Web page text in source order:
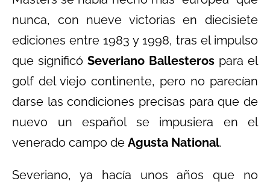
nunca, con nueve victorias en diecisiete
ediciones entre 1983 y 1998, tras el impulso
que significó Severiano Ballesteros para el
golf del viejo continente, pero no parecían
darse las condiciones precisas para que de
nuevo un español se impusiera en el
venerado campo de Agusta National.
Severiano, ya hacía unos años que no